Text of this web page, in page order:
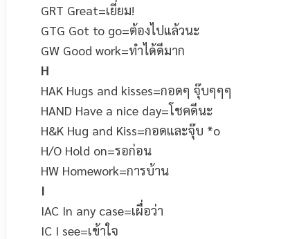
GRT Great=เยี่ยม!
GTG Got to go=ต้องไปแล้วนะ
GW Good work=ทำได้ดีมาก
H
HAK Hugs and kisses=กอดๆ จุ๊บๆๆๆ
HAND Have a nice day=โชคดีนะ
H&K Hug and Kiss=กอดและจุ๊บ *o
H/O Hold on=รอก่อน
HW Homework=การบ้าน
I
IAC In any case=เผื่อว่า
IC I see=เข้าใจ